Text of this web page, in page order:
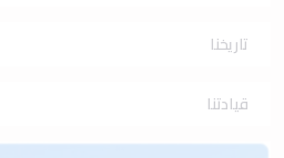
تاريخنا
قيادتنا